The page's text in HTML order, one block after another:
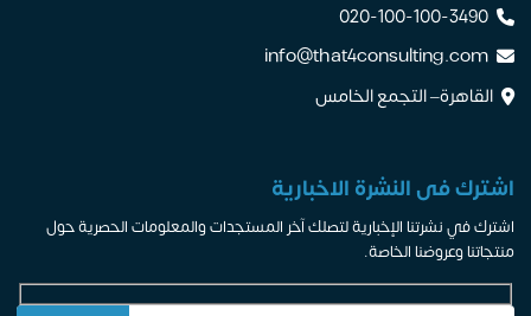
020-100-100-3490
info@that4consulting.com
القاهرة– التجمع الخامس
اشترك فى النشرة الاخبارية
اشترك في نشرتنا الإخبارية لتصلك آخر المستجدات والمعلومات الحصرية حول
منتجاتنا وعروضنا الخاصة.